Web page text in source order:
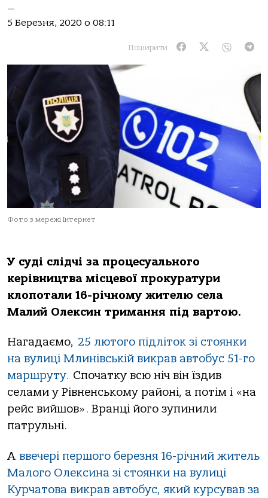
—
5 Березня, 2020 о 08:11
Поширити:
Фото з мережі Інтернет
У суді слідчі за процесуального
керівництва місцевої прокуратури
клопотали 16-річному жителю села
Малий Олексин тримання під вартою.
Нагадаємо, 25 лютого підліток зі стоянки
на вулиці Млинівській викрав автобус 51-го
маршруту. Спочатку всю ніч він їздив
селами у Рівненському районі, а потім і «на
рейс вийшов». Вранці його зупинили
патрульні.
А ввечері першого березня 16-річний житель
Малого Олексина зі стоянки на вулиці
Курчатова викрав автобус, який курсував за